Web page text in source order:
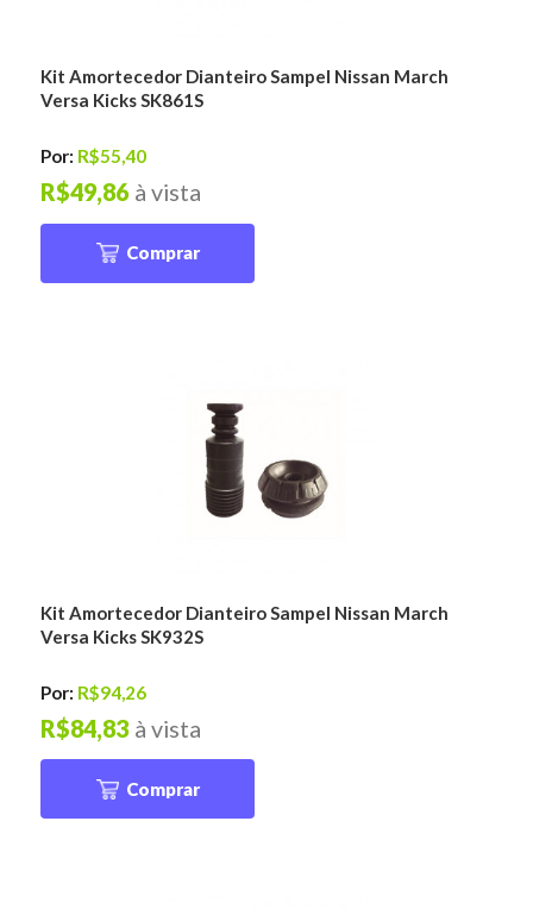
Kit Amortecedor Dianteiro Sampel Nissan March
Versa Kicks SK861S
Por: R$55,40
à vista
R$49,86
Comprar
Kit Amortecedor Dianteiro Sampel Nissan March
Versa Kicks SK932S
Por: R$94,26
à vista
R$84,83
Comprar